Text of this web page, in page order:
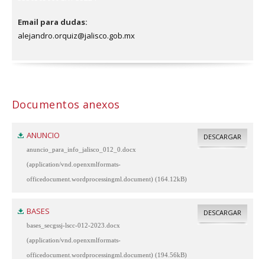
Email para dudas:
alejandro.orquiz@jalisco.gob.mx
Documentos anexos
ANUNCIO
anuncio_para_info_jalisco_012_0.docx
(application/vnd.openxmlformats-
officedocument.wordprocessingml.document) (164.12kB)
DESCARGAR
BASES
bases_secgssj-lscc-012-2023.docx
(application/vnd.openxmlformats-
officedocument.wordprocessingml.document) (194.56kB)
DESCARGAR